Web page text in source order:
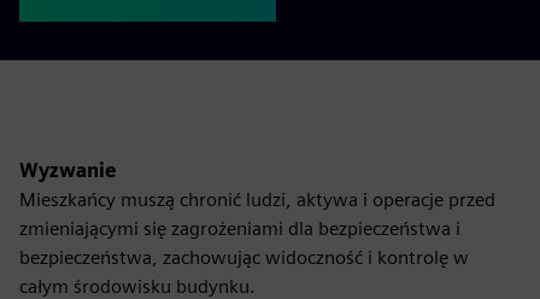
Wyzwanie
Mieszkańcy muszą chronić ludzi, aktywa i operacje przed
zmieniającymi się zagrożeniami dla bezpieczeństwa i
bezpieczeństwa, zachowując widoczność i kontrolę w
całym środowisku budynku.